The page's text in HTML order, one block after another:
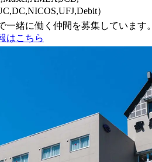
）
一緒に働く仲間を募集しています。
はこちら